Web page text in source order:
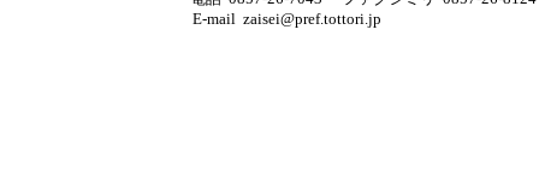
E-mail zaisei@pref.tottori.jp